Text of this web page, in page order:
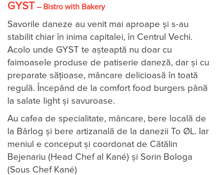
GYST – Bistro with Bakery
Savorile daneze au venit mai aproape şi s-au
stabilit chiar în inima capitalei, în Centrul Vechi.
Acolo unde GYST te aşteaptă nu doar cu
faimoasele produse de patiserie daneză, dar şi cu
preparate săţioase, mâncare delicioasă în toată
regulă. Începând de la comfort food burgers până
la salate light şi savuroase.
Au cafea de specialitate, mâncare, bere locală de
la Bârlog și bere artizanală de la danezii To ØL. Iar
meniul e conceput și coordonat de Cătălin
Bejenariu (Head Chef al Kané) și Sorin Bologa
(Sous Chef Kané)